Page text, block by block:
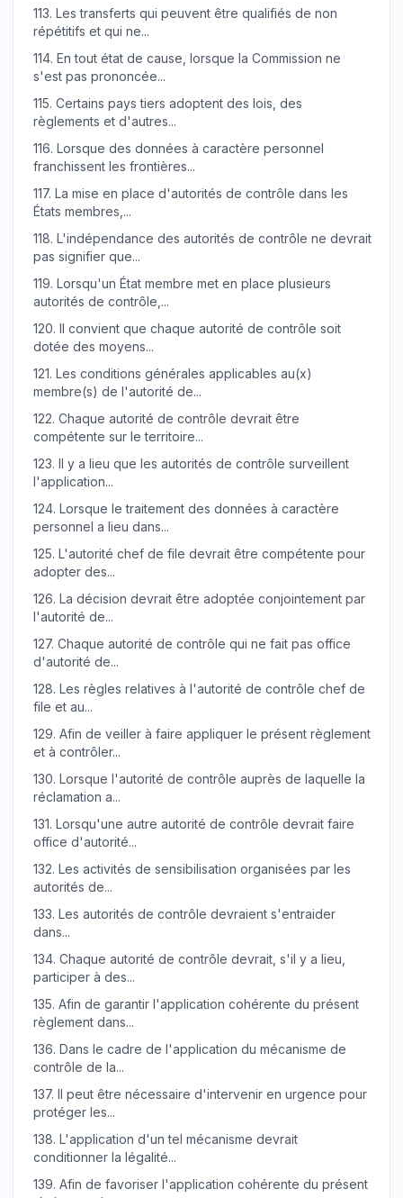
113. Les transferts qui peuvent être qualifiés de non
répétitifs et qui ne...
114. En tout état de cause, lorsque la Commission ne
s'est pas prononcée...
115. Certains pays tiers adoptent des lois, des
règlements et d'autres...
116. Lorsque des données à caractère personnel
franchissent les frontières...
117. La mise en place d'autorités de contrôle dans les
États membres,...
118. L'indépendance des autorités de contrôle ne devrait
pas signifier que...
119. Lorsqu'un État membre met en place plusieurs
autorités de contrôle,...
120. Il convient que chaque autorité de contrôle soit
dotée des moyens...
121. Les conditions générales applicables au(x)
membre(s) de l'autorité de...
122. Chaque autorité de contrôle devrait être
compétente sur le territoire...
123. Il y a lieu que les autorités de contrôle surveillent
l'application...
124. Lorsque le traitement des données à caractère
personnel a lieu dans...
125. L'autorité chef de file devrait être compétente pour
adopter des...
126. La décision devrait être adoptée conjointement par
l'autorité de...
127. Chaque autorité de contrôle qui ne fait pas office
d'autorité de...
128. Les règles relatives à l'autorité de contrôle chef de
file et au...
129. Afin de veiller à faire appliquer le présent règlement
et à contrôler...
130. Lorsque l'autorité de contrôle auprès de laquelle la
réclamation a...
131. Lorsqu'une autre autorité de contrôle devrait faire
office d'autorité...
132. Les activités de sensibilisation organisées par les
autorités de...
133. Les autorités de contrôle devraient s'entraider
dans...
134. Chaque autorité de contrôle devrait, s'il y a lieu,
participer à des...
135. Afin de garantir l'application cohérente du présent
règlement dans...
136. Dans le cadre de l'application du mécanisme de
contrôle de la...
137. Il peut être nécessaire d'intervenir en urgence pour
protéger les...
138. L'application d'un tel mécanisme devrait
conditionner la légalité...
139. Afin de favoriser l'application cohérente du présent